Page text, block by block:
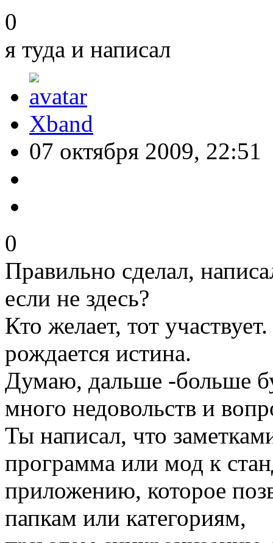
0
я туда и написал
Xband
07 октября 2009, 22:51
0
Правильно сделал,
если не здесь?
Кто желает, тот
рождается истина.
Думаю, дальше -больше
много недовольств и
Ты написал, что
программа или мод к
приложению, которое
папкам или категориям,